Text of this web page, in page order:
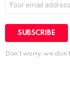
Don't worry, we